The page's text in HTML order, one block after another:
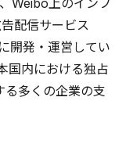
配信サービス
開発・運営してい
国内における独占
る多くの企業の支